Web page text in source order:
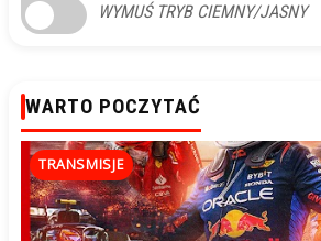
WYMUŚ TRYB CIEMNY/JASNY
WARTO POCZYTAĆ
TRANSMISJE